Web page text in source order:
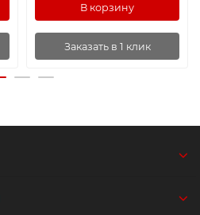
В корзину
Заказать в 1 клик